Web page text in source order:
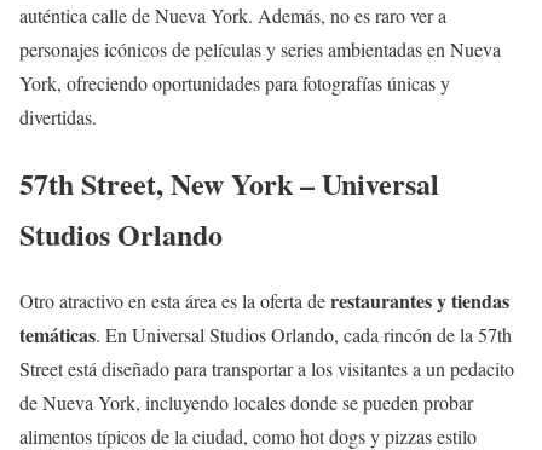
auténtica calle de Nueva York. Además, no es raro ver a
personajes icónicos de películas y series ambientadas en Nueva
York, ofreciendo oportunidades para fotografías únicas y
divertidas.
57th Street, New York – Universal
Studios Orlando
Otro atractivo en esta área es la oferta derestaurantes y tiendas
temáticas. En Universal Studios Orlando, cada rincón de la 57th
Street está diseñado para transportar a los visitantes a un pedacito
de Nueva York, incluyendo locales donde se pueden probar
alimentos típicos de la ciudad, como hot dogs y pizzas estilo